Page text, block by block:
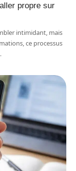
propre sur
intimidant, mais
ce processus